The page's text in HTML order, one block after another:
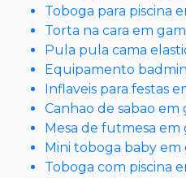
Toboga para piscina
Torta na cara em
Pula pula cama
Equipamento
Inflaveis para festas
Canhao de sabao em
Mesa de futmesa em
Mini toboga baby em
Toboga com piscina